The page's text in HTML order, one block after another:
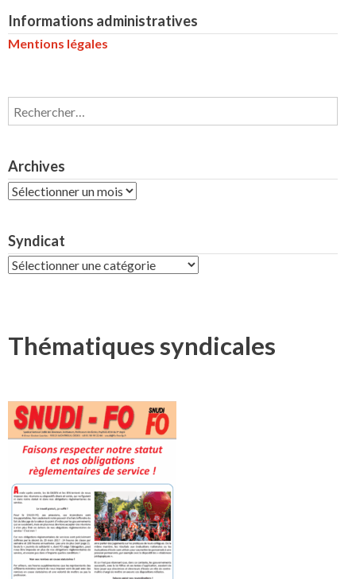
Informations administratives
Mentions légales
Rechercher :
Archives
Archives
Syndicat
Syndicat
Thématiques syndicales